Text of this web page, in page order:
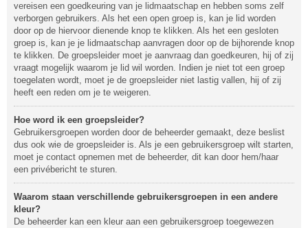
vereisen een goedkeuring van je lidmaatschap en hebben soms zelf
verborgen gebruikers. Als het een open groep is, kan je lid worden
door op de hiervoor dienende knop te klikken. Als het een gesloten
groep is, kan je je lidmaatschap aanvragen door op de bijhorende knop
te klikken. De groepsleider moet je aanvraag dan goedkeuren, hij of zij
vraagt mogelijk waarom je lid wil worden. Indien je niet tot een groep
toegelaten wordt, moet je de groepsleider niet lastig vallen, hij of zij
heeft een reden om je te weigeren.
Hoe word ik een groepsleider?
Gebruikersgroepen worden door de beheerder gemaakt, deze beslist
dus ook wie de groepsleider is. Als je een gebruikersgroep wilt starten,
moet je contact opnemen met de beheerder, dit kan door hem/haar
een privébericht te sturen.
Waarom staan verschillende gebruikersgroepen in een andere
kleur?
De beheerder kan een kleur aan een gebruikersgroep toegewezen